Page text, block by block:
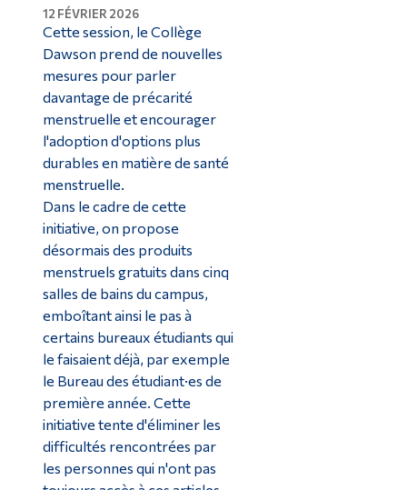
12 FÉVRIER 2026
Cette session, le Collège
Dawson prend de nouvelles
mesures pour parler
davantage de précarité
menstruelle et encourager
l'adoption d'options plus
durables en matière de santé
menstruelle.
Dans le cadre de cette
initiative, on propose
désormais des produits
menstruels gratuits dans cinq
salles de bains du campus,
emboîtant ainsi le pas à
certains bureaux étudiants qui
le faisaient déjà, par exemple
le Bureau des étudiant·es de
première année. Cette
initiative tente d'éliminer les
difficultés rencontrées par
les personnes qui n'ont pas